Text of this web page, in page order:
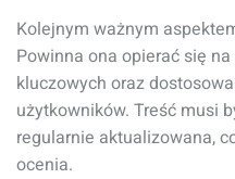
Kolejnym ważnym
Powinna ona opierać się
kluczowych oraz
użytkowników. Treść musi
regularnie aktualizowana,
ocenia.